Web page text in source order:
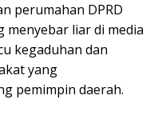
perumahan DPRD
menyebar liar di media
kegaduhan dan
yang
pemimpin daerah.